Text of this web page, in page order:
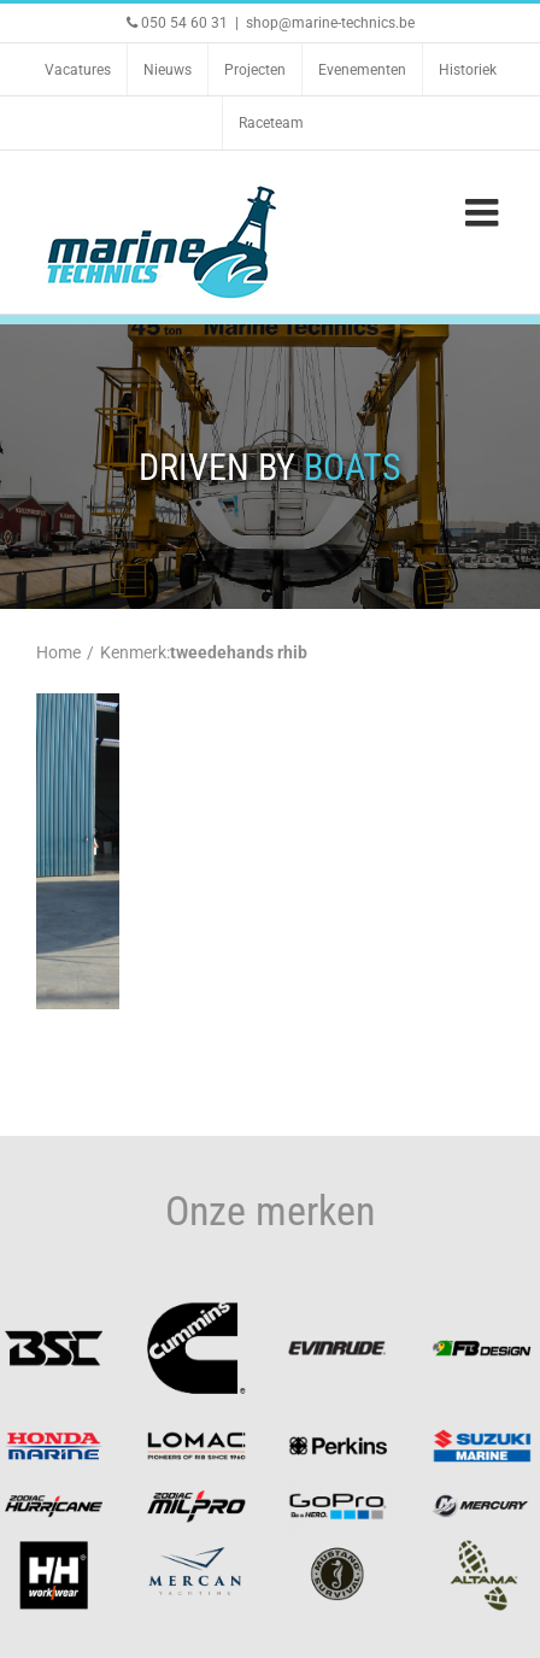
050 54 60 31 shop@marine-technics.be
Vacatures Nieuws Projecten Evenementen Historiek
Raceteam
DRIVEN BYBOATS
Home / Kenmerk:tweedehands rhib
Onze merken